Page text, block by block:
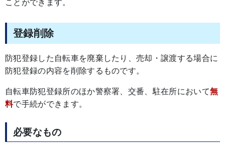
ことができます。
登録削除
防犯登録した自転車を廃棄したり、売却・譲渡する場合に
防犯登録の内容を削除するものです。
自転車防犯登録所のほか警察署、交番、駐在所において無
料で手続ができます。
必要なもの